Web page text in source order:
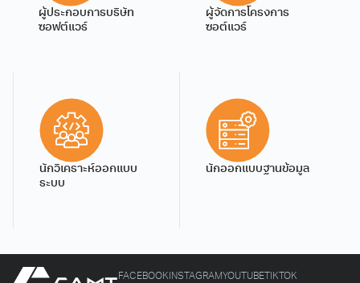
ผู้ประกอบการบริษัท
ซอฟต์แวร์
ผู้จัดการโครงการ
ซอต์แวร์
นักวิเคราะห์ออกแบบ
ระบบ
นักออกแบบฐานข้อมูล
FACEBOOK INSTAGRAMYOUTUBE TIKTOK